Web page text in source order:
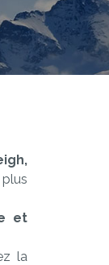
et
la